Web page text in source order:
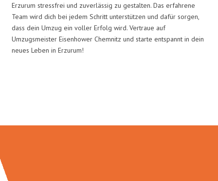
Erzurum stressfrei und zuverlässig zu gestalten. Das erfahrene
Team wird dich bei jedem Schritt unterstützen und dafür sorgen,
dass dein Umzug ein voller Erfolg wird. Vertraue auf
Umzugsmeister Eisenhower Chemnitz und starte entspannt in dein
neues Leben in Erzurum!